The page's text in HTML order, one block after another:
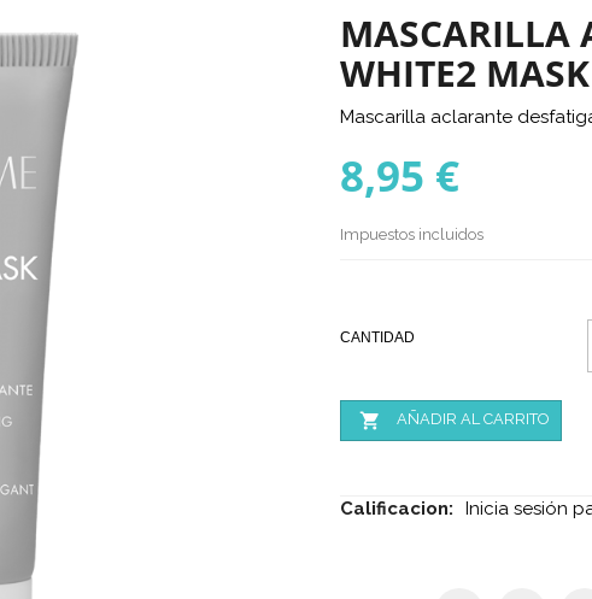
MASCARILLA
WHITE2
Mascarilla aclarante
8,95 €
Impuestos incluidos
CANTIDAD
 AÑADIR AL CARRITO
Calificacion: Inicia sesión